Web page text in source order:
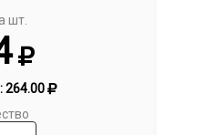
шт.
264.00